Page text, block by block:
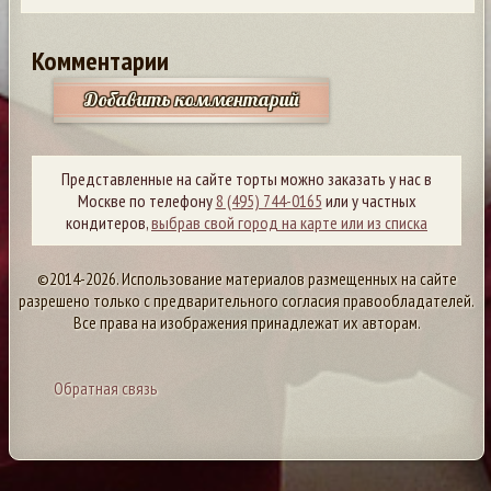
Комментарии
Добавить комментарий
Представленные на сайте торты можно заказать у нас в
Москве по телефону8 (495) 744-0165 или у частных
кондитеров,выбрав свой город на карте или из списка
©2014-2026. Использование материалов размещенных на сайте
разрешено только с предварительного согласия правообладателей.
Все права на изображения принадлежат их авторам.
Обратная связь